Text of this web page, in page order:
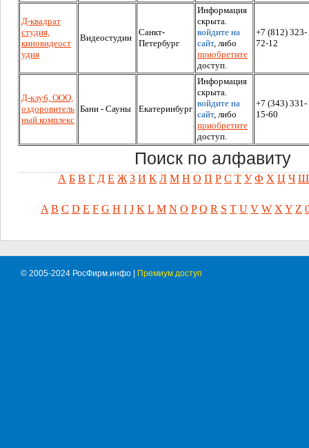
Д-квадрат
студия,
киновидеост
удия
Видеостудии
Санкт-
Петербург
Информация
скрыта.
войдите на
сайт, либо
приобретите
доступ.
+7 (812) 323-
72-12
Д-клуб, ООО,
оздоровитель
ный комплекс
Бани - Сауны Екатеринбург
Информация
скрыта.
войдите на
сайт, либо
приобретите
доступ.
+7 (343) 331-
15-60
Поиск по алфавиту
А Б В Г Д Е Ж З И К Л М Н О П Р С Т У Ф Х Ц Ч Ш
A B C D E F G H I J K L M N O P Q R S T U V W X Y Z
© 2005-2024 РосФирм.инфо | Премиум доступ